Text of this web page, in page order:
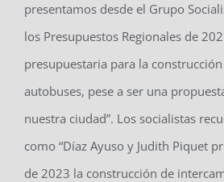
presentamos desde el Grupo
los Presupuestos Regionales de
presupuestaria para la
autobuses, pese a ser una
nuestra ciudad”. Los socialistas
como “Díaz Ayuso y Judith Piquet
de 2023 la construcción de